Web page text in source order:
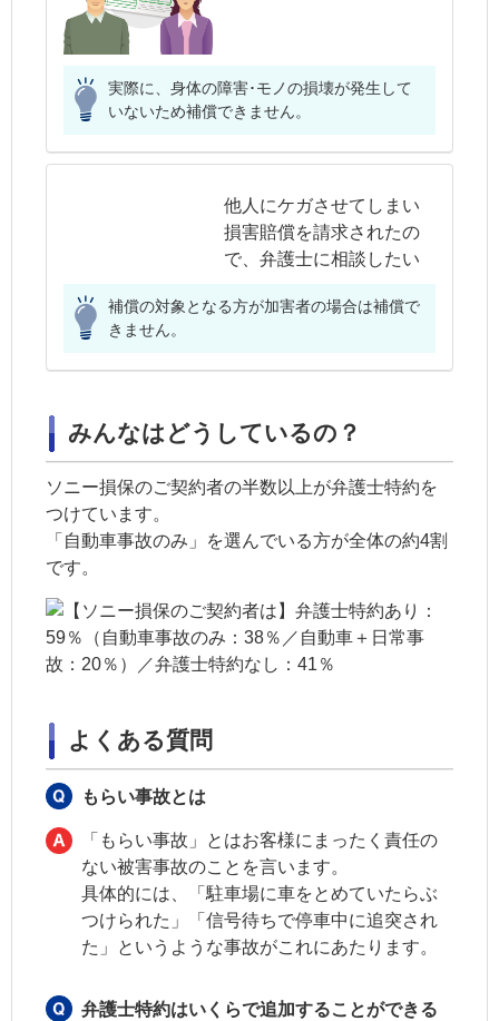
実際に、身体の障害･モノの損壊が発生して
いないため補償できません。
他人にケガさせてしまい
損害賠償を請求されたの
で、弁護士に相談したい
補償の対象となる方が加害者の場合は補償で
きません。
みんなはどうしているの？
ソニー損保のご契約者の半数以上が弁護士特約を
つけています。
「自動車事故のみ」を選んでいる方が全体の約4割
です。
よくある質問
もらい事故とは
「もらい事故」とはお客様にまったく責任の
ない被害事故のことを言います。
具体的には、「駐車場に車をとめていたらぶ
つけられた」「信号待ちで停車中に追突され
た」というような事故がこれにあたります。
弁護士特約はいくらで追加することができる